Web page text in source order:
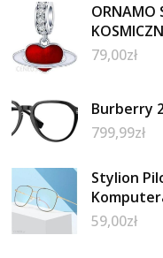
ORNAMO
79,00zł
Burberry
799,99zł
Stylion
59,00zł